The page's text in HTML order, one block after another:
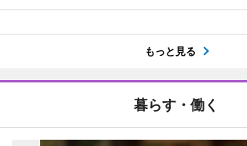
もっと見る
暮らす・働く